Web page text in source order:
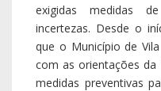
exigidas medidas
incertezas. Desde o
que o Município de
com as orientações da
medidas preventivas